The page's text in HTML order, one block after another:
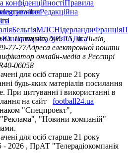
конфіденційностіПравила
Редакційна
viber
БельгіяМЛСНідерландиФранція
Юнацька ліга УЄФАЛіга
пл. Галицька, буд. 15, м. Львів,
77-77Адреса електронної пошти
онлайн-медіа в Реєстрі
06058
для осіб старше 21 року
будь-яких матеріалів посилання
При цитуванні і використанні в
на сайт
football24.ua
"Спецпроект",
"Новини компаній"
для осіб старше 21 року
- 2026 , ПрАТ "Телерадіокомпанія